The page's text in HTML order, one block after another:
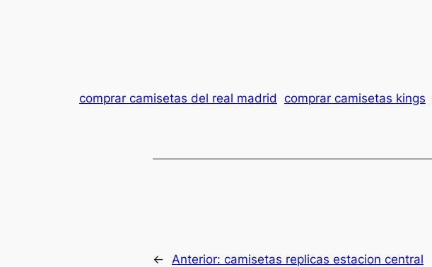
comprar camisetas del real madrid comprar camisetas kings
← Anterior: camisetas replicas estacion central